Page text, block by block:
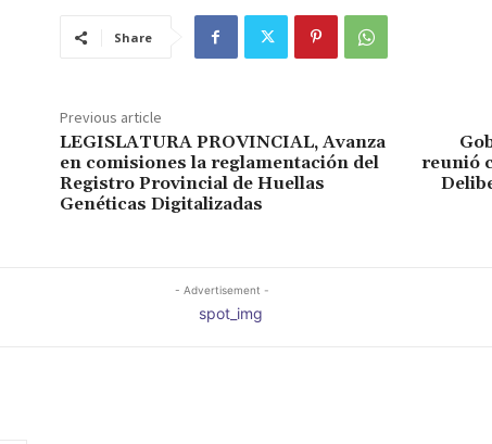
Share
Previous article
LEGISLATURA PROVINCIAL, Avanza
en comisiones la reglamentación del
Registro Provincial de Huellas
Genéticas Digitalizadas
reunió
- Advertisement -